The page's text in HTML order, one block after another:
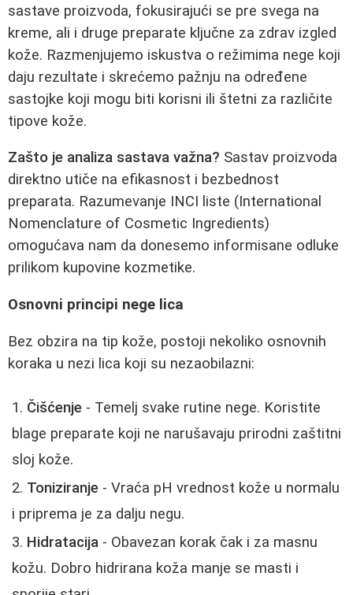
sastave proizvoda, fokusirajući se pre svega na
kreme, ali i druge preparate ključne za zdrav izgled
kože. Razmenjujemo iskustva o režimima nege koji
daju rezultate i skrećemo pažnju na određene
sastojke koji mogu biti korisni ili štetni za različite
tipove kože.
Zašto je analiza sastava važna? Sastav proizvoda
direktno utiče na efikasnost i bezbednost
preparata. Razumevanje INCI liste (International
Nomenclature of Cosmetic Ingredients)
omogućava nam da donesemo informisane odluke
prilikom kupovine kozmetike.
Osnovni principi nege lica
Bez obzira na tip kože, postoji nekoliko osnovnih
koraka u nezi lica koji su nezaobilazni:
Čišćenje - Temelj svake rutine nege. Koristite
blage preparate koji ne narušavaju prirodni zaštitni
sloj kože.
Toniziranje - Vraća pH vrednost kože u normalu
i priprema je za dalju negu.
Hidratacija - Obavezan korak čak i za masnu
kožu. Dobro hidrirana koža manje se masti i